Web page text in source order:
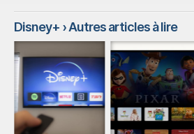
Disney+ › Autres articles à lire